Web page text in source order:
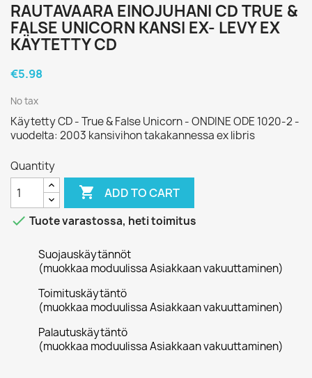
RAUTAVAARA EINOJUHANI CD TRUE &
FALSE UNICORN KANSI EX- LEVY EX
KÄYTETTY CD
€5.98
No tax
Käytetty CD - True & False Unicorn - ONDINE ODE 1020-2 -
vuodelta: 2003 kansivihon takakannessa ex libris
Quantity
 ADD TO CART
 Tuote varastossa, heti toimitus
Suojauskäytännöt
(muokkaa moduulissa Asiakkaan vakuuttaminen)
Toimituskäytäntö
(muokkaa moduulissa Asiakkaan vakuuttaminen)
Palautuskäytäntö
(muokkaa moduulissa Asiakkaan vakuuttaminen)